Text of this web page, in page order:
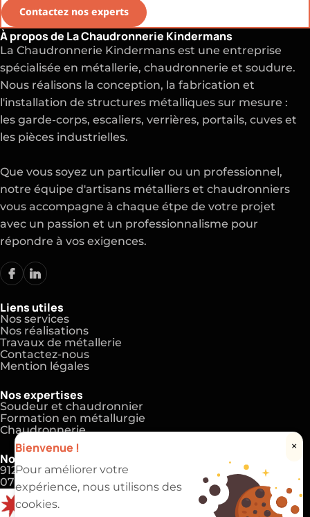
Contactez nos experts
Bienvenue ! ×
Pour améliorer votre
expérience, nous utilisons des
cookies.
À propos de La Chaudronnerie Kindermans
La Chaudronnerie Kindermans est une entreprise
spécialisée en métallerie, chaudronnerie et soudure.
Nous réalisons la conception, la fabrication et
l'installation de structures métalliques sur mesure :
les garde-corps, escaliers, verrières, portails, cuves et
les pièces industrielles.
Que vous soyez un particulier ou un professionnel,
notre équipe d'artisans métalliers et chaudronniers
vous accompagne à chaque étpe de votre projet
avec un passion et un professionnalisme pour
répondre à vos exigences.
Liens utiles
Nos services
Nos réalisations
Travaux de métallerie
Contactez-nous
Mention légales
Nos expertises
Soudeur et chaudronnier
Formation en métallurgie
Chaudronnerie
Nos coordonnées
91220 Brétigny-sur-Orge
07 83 81 00 69